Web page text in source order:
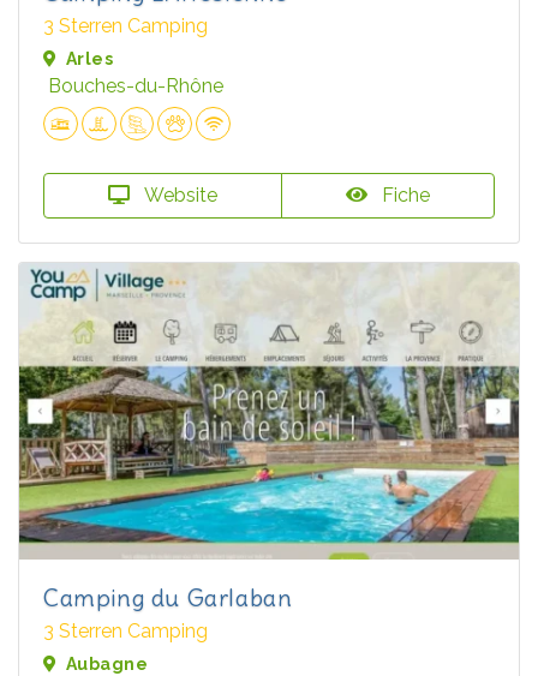
3 Sterren Camping
Arles
Bouches-du-Rhône
Website Fiche
Camping du Garlaban
3 Sterren Camping
Aubagne